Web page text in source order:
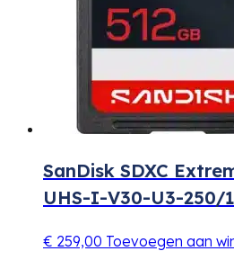
SanDisk SDXC
UHS-I-V30-U3-250/
€ 259,00 Toevoegen aan